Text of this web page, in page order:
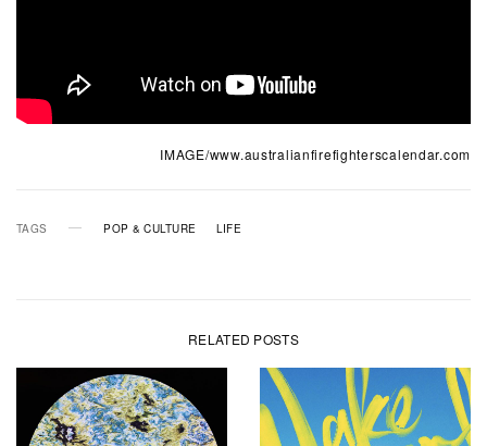
IMAGE/www.australianfirefighterscalendar.com
TAGS POP & CULTURE LIFE
RELATED POSTS